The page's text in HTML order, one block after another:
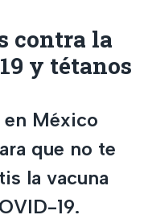
contra la
y tétanos
en México
que no te
la vacuna
19.